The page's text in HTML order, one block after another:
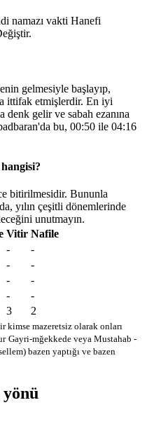
namazı vakti Hanefi
.
gelmesiyle başlayıp,
ittifak etmişlerdir. En iyi
denk gelir ve sabah ezanına
bu, 00:50 ile 04:16
bitirilmesidir. Bununla
yılın çeşitli dönemlerinde
unutmayın.
Vitir Nafile
-
-
-
-
-
-
-
-
3 2
kimse mazeretsiz olarak onları
Gayri-mğekkede veya Mustahab -
bazen yaptığı ve bazen